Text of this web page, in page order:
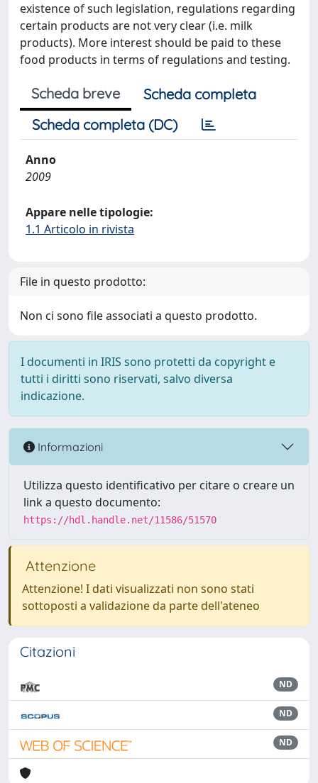
existence of such legislation, regulations regarding
certain products are not very clear (i.e. milk
products). More interest should be paid to these
food products in terms of regulations and testing.
Scheda breve
Scheda completa
Scheda completa (DC)
Anno
2009
Appare nelle tipologie:
1.1 Articolo in rivista
File in questo prodotto:
Non ci sono file associati a questo prodotto.
I documenti in IRIS sono protetti da copyright e
tutti i diritti sono riservati, salvo diversa
indicazione.
Informazioni
Utilizza questo identificativo per citare o creare un
link a questo documento:
https://hdl.handle.net/11586/51570
Attenzione
Attenzione! I dati visualizzati non sono stati
sottoposti a validazione da parte dell'ateneo
Citazioni
ND
ND
ND